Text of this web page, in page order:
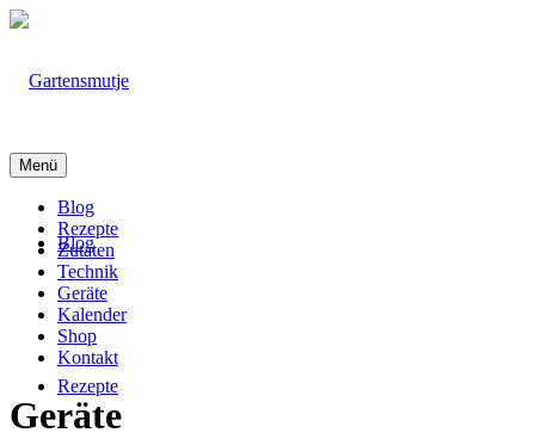
Blog
Rezepte
Menü
Blog
Rezepte
Zutaten
Technik
Geräte
Kalender
Shop
Kontakt
Geräte